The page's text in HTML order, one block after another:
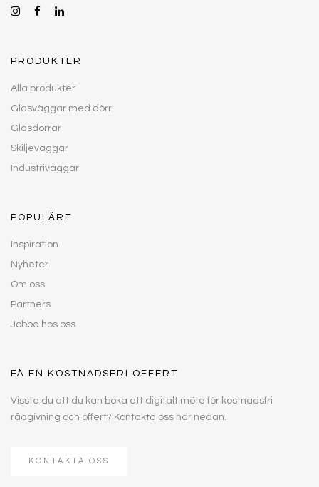
PRODUKTER
Alla produkter
Glasväggar med dörr
Glasdörrar
Skiljeväggar
Industriväggar
POPULÄRT
Inspiration
Nyheter
Om oss
Partners
Jobba hos oss
FÅ EN KOSTNADSFRI OFFERT
Visste du att du kan boka ett digitalt möte för kostnadsfri
rådgivning och offert? Kontakta oss här nedan.
KONTAKTA OSS